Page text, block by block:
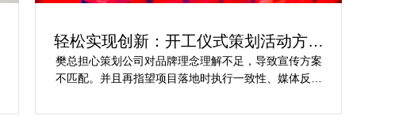
轻松实现创新：开工仪式策划活动方案
解析
樊总担心策划公司对品牌理念理解不足，导致宣传方案
不匹配。并且再指望项目落地时执行一致性、媒体反馈
公司时极度关注创意、行业经验、媒体资源等维度。